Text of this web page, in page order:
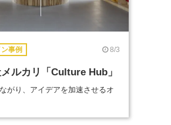
事例 8/3
ルカリ「Culture Hub」
がり、アイデアを加速させるオ